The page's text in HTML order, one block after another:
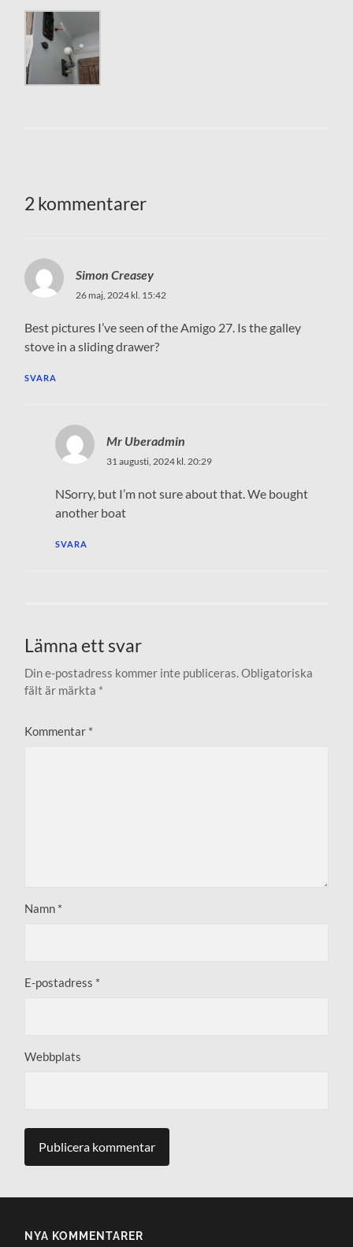
2 kommentarer
Simon Creasey
26 maj, 2024 kl. 15:42
Best pictures I’ve seen of the Amigo 27. Is the galley
stove in a sliding drawer?
SVARA
Mr Uberadmin
31 augusti, 2024 kl. 20:29
NSorry, but I’m not sure about that. We bought
another boat
SVARA
Lämna ett svar
Din e-postadress kommer inte publiceras.Obligatoriska
fält är märkta *
Kommentar *
Namn *
E-postadress *
Webbplats
NYA KOMMENTARER